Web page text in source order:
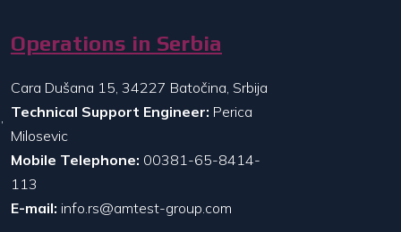
Operations in Serbia
Cara Dušana 15, 34227 Batočina, Srbija
Technical Support Engineer: Perica
Milosevic
Mobile Telephone: 00381-65-8414-
113
E-mail: info.rs@amtest-group.com